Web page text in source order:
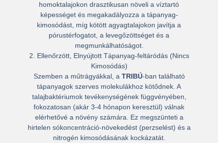
homoktalajokon drasztikusan növeli a víztartó
képességet és megakadályozza a tápanyag-
kimosódást , míg kötött agyagtalajokon javítja a
pórustérfogatot, a levegőzöttséget és a
megmunkálhatóságot.
2. Ellenőrzött, Elnyújtott Tápanyag-feltáródás (Nincs
Kimosódás)
Szemben a műtrágyákkal, a TRIBÚ-ban található
tápanyagok szerves molekulákhoz kötődnek. A
talajbaktériumok tevékenységének függvényében,
fokozatosan (akár 3-4 hónapon keresztül) válnak
elérhetővé a növény számára. Ez megszünteti a
hirtelen sókoncentráció-növekedést (perzselést) és a
nitrogén kimosódásának kockázatát.